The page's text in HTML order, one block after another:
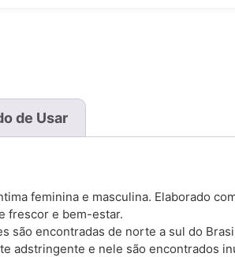
de Usar
feminina e masculina. Elaborado
frescor e bem-estar.
são encontradas de norte a sul do
adstringente e nele são encontrados